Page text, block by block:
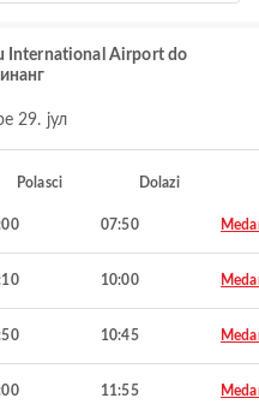
International Airport do
29. јул
Polasci Dolazi
07:50
10:00
10:45
11:55